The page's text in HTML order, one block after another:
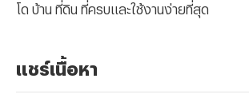
โด บ้าน ที่ดิน ที่ครบและใช้งานง่ายที่สุด
แชร์เนื้อหา